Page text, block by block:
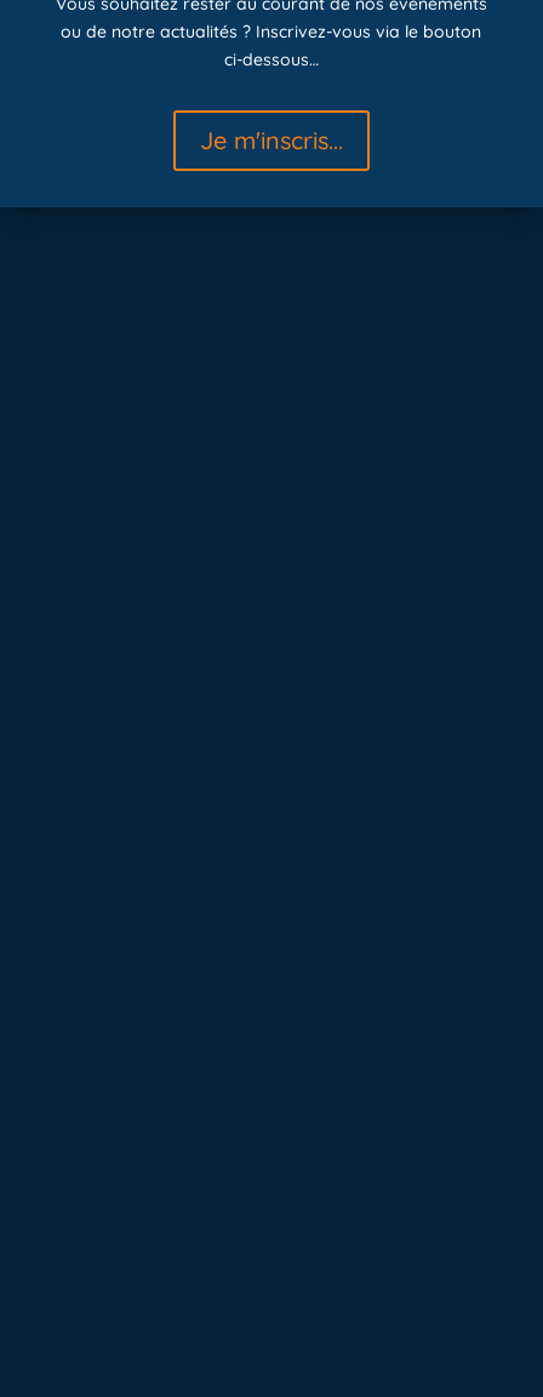
ou de notre actualités ? Inscrivez-vous via le bouton
ci-dessous…
Je m'inscris...